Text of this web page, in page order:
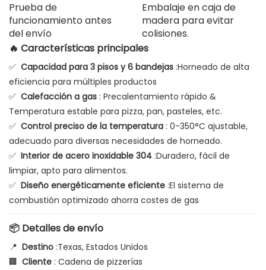
Prueba de
funcionamiento antes
del envío
Embalaje en caja de
madera para evitar
colisiones.
🔥 Características principales
✅ Capacidad para 3 pisos y 6 bandejas :Horneado de alta
eficiencia para múltiples productos
✅ Calefacción a gas : Precalentamiento rápido &
Temperatura estable para pizza, pan, pasteles, etc.
✅ Control preciso de la temperatura : 0-350°C ajustable,
adecuado para diversas necesidades de horneado.
✅ Interior de acero inoxidable 304 :Duradero, fácil de
limpiar, apto para alimentos.
✅ Diseño energéticamente eficiente :El sistema de
combustión optimizado ahorra costes de gas
📦 Detalles de envío
📍 Destino :Texas, Estados Unidos
🏢 Cliente : Cadena de pizzerías